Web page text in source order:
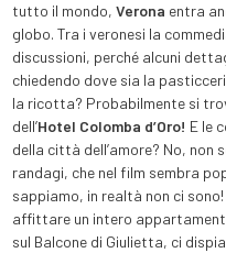
tutto il mondo, Verona entra
globo. Tra i veronesi la
discussioni, perché alcuni
chiedendo dove sia la
la ricotta? Probabilmente si
dell’Hotel Colomba d’Oro! E le
della città dell’amore? No, non
randagi, che nel film sembra
sappiamo, in realtà non ci
affittare un intero
sul Balcone di Giulietta, ci